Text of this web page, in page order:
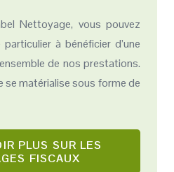
Nettoyage, vous pouvez
à bénéficier d’une
de nos prestations.
matérialise sous forme de
PLUS SUR LES
FISCAUX